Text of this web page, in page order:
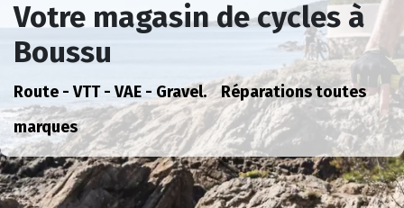
Votre magasin de cycles à
Boussu
Route - VTT - VAE - Gravel. Réparations toutes
marques